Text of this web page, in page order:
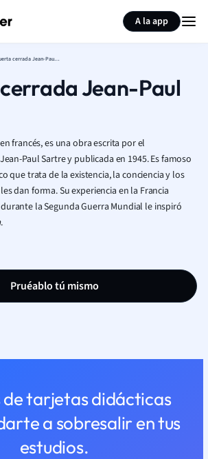
A la app
A puerta cerrada Jean-Paul Sartre
Jean-Paul
francés, es una obra escrita por el
Paul Sartre y publicada en 1945. Es famoso
que trata de la existencia, la conciencia y los
dan forma. Su experiencia en la Francia
la Segunda Guerra Mundial le inspiró
.
Pruéablo tú mismo
de tarjetas didácticas
a sobresalir en tus
estudios.
Resumir página